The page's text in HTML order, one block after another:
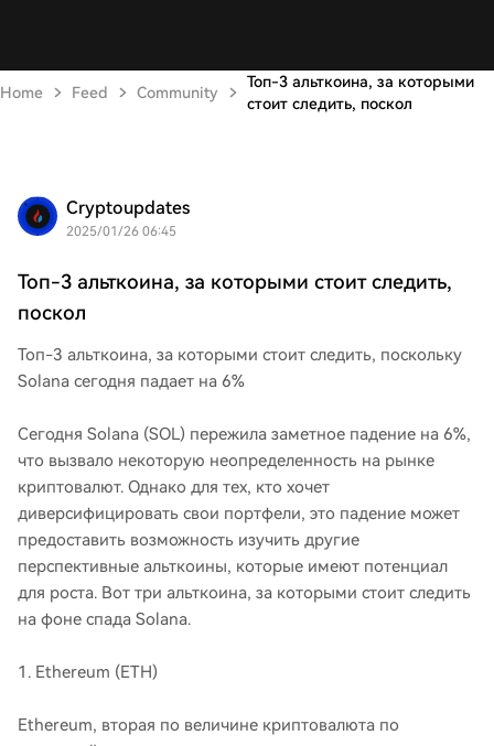
Home Feed Community
Топ-3 альткоина, за которыми
стоит следить, поскол
Cryptoupdates
2025/01/26 06:45
Топ-3 альткоина, за которыми стоит следить,
поскол
Топ-3 альткоина, за которыми стоит следить, поскольку
Solana сегодня падает на 6%
Сегодня Solana (SOL) пережила заметное падение на 6%,
что вызвало некоторую неопределенность на рынке
криптовалют. Однако для тех, кто хочет
диверсифицировать свои портфели, это падение может
предоставить возможность изучить другие
перспективные альткоины, которые имеют потенциал
для роста. Вот три альткоина, за которыми стоит следить
на фоне спада Solana.
1. Ethereum (ETH)
Ethereum, вторая по величине криптовалюта по